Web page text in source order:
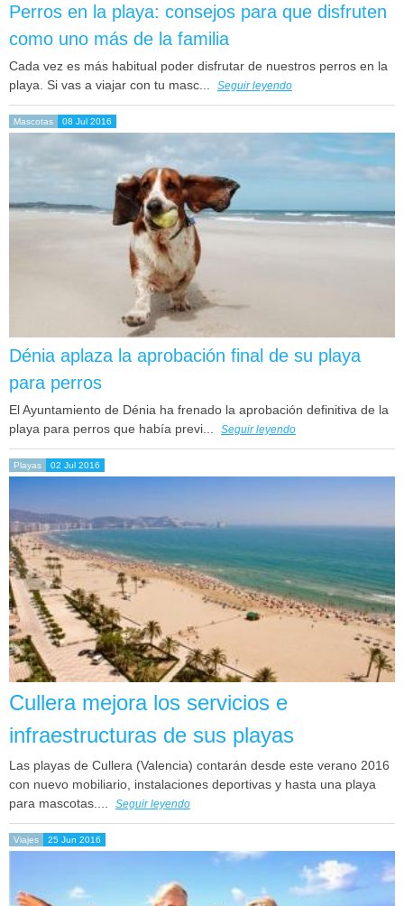
Perros en la playa: consejos para que disfruten
como uno más de la familia
Cada vez es más habitual poder disfrutar de nuestros perros en la
playa. Si vas a viajar con tu masc... Seguir leyendo
Mascotas 08 Jul 2016
Dénia aplaza la aprobación final de su playa
para perros
El Ayuntamiento de Dénia ha frenado la aprobación definitiva de la
playa para perros que había previ... Seguir leyendo
Playas 02 Jul 2016
Cullera mejora los servicios e
infraestructuras de sus playas
Las playas de Cullera (Valencia) contarán desde este verano 2016
con nuevo mobiliario, instalaciones deportivas y hasta una playa
para mascotas.... Seguir leyendo
Viajes 25 Jun 2016